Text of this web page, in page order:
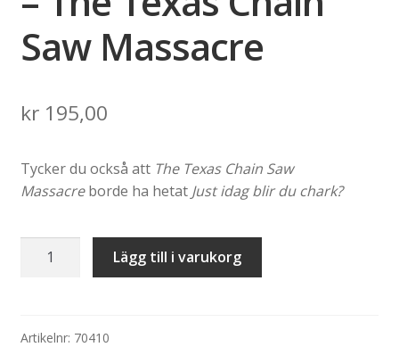
Saw Massacre
kr195,00
Tycker du också att The Texas Chain Saw
Massacreborde ha hetat Just idag blir du chark?
Mugg:
The
Lägg till i varukorg
Artikelnr: 70410